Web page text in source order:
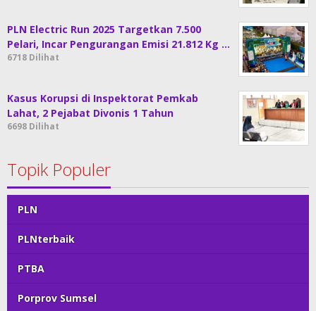
PLN Electric Run 2025 Targetkan 7.500
Pelari, Incar Pengurangan Emisi 21.812 Kg …
6718 Dilihat
Kasus Korupsi di Inspektorat Pemkab
Lahat, 2 Pejabat Divonis 1 Tahun
6698 Dilihat
Topik Populer
PLN
PLNterbaik
PTBA
Porprov Sumsel